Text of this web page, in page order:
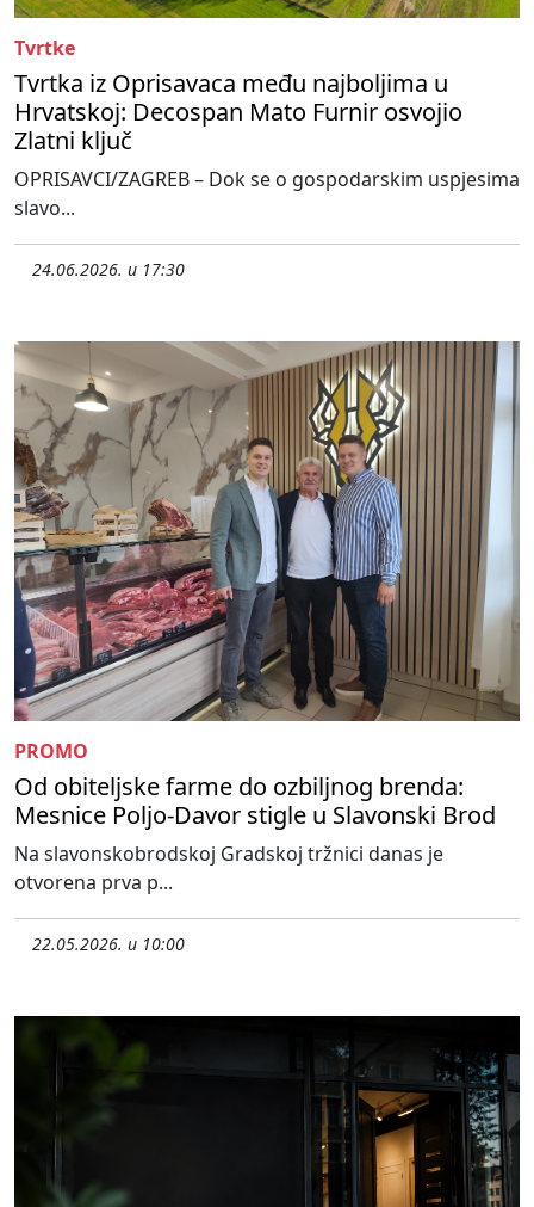
Tvrtke
Tvrtka iz Oprisavaca među najboljima u
Hrvatskoj: Decospan Mato Furnir osvojio
Zlatni ključ
OPRISAVCI/ZAGREB – Dok se o gospodarskim uspjesima
slavo...
24.06.2026. u 17:30
PROMO
Od obiteljske farme do ozbiljnog brenda:
Mesnice Poljo-Davor stigle u Slavonski Brod
Na slavonskobrodskoj Gradskoj tržnici danas je
otvorena prva p...
22.05.2026. u 10:00